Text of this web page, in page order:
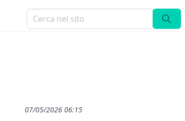
07/05/2026 06:15